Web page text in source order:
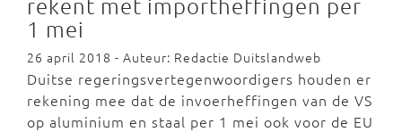
rekent met importheffingen per
1 mei
26 april 2018 - Auteur: Redactie Duitslandweb
Duitse regeringsvertegenwoordigers houden er
rekening mee dat de invoerheffingen van de VS
op aluminium en staal per 1 mei ook voor de EU